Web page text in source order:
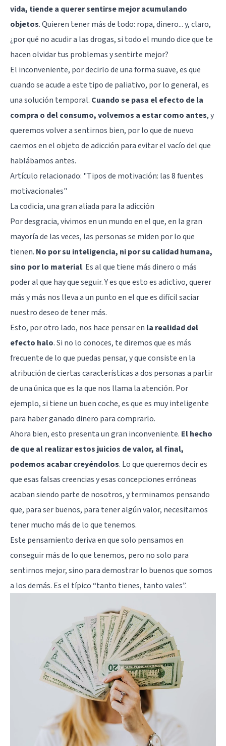
vida, tiende a querer sentirse mejor acumulando
objetos. Quieren tener más de todo: ropa, dinero... y, claro,
¿por qué no acudir a las drogas, si todo el mundo dice que te
hacen olvidar tus problemas y sentirte mejor?
El inconveniente, por decirlo de una forma suave, es que
cuando se acude a este tipo de paliativo, por lo general, es
una solución temporal. Cuando se pasa el efecto de la
compra o del consumo, volvemos a estar como antes, y
queremos volver a sentirnos bien, por lo que de nuevo
caemos en el objeto de adicción para evitar el vacío del que
hablábamos antes.
Artículo relacionado: "Tipos de motivación: las 8 fuentes
motivacionales"
La codicia, una gran aliada para la adicción
Por desgracia, vivimos en un mundo en el que, en la gran
mayoría de las veces, las personas se miden por lo que
tienen. No por su inteligencia, ni por su calidad humana,
sino por lo material. Es al que tiene más dinero o más
poder al que hay que seguir. Y es que esto es adictivo, querer
más y más nos lleva a un punto en el que es difícil saciar
nuestro deseo de tener más.
Esto, por otro lado, nos hace pensar en la realidad del
efecto halo. Si no lo conoces, te diremos que es más
frecuente de lo que puedas pensar, y que consiste en la
atribución de ciertas características a dos personas a partir
de una única que es la que nos llama la atención. Por
ejemplo, si tiene un buen coche, es que es muy inteligente
para haber ganado dinero para comprarlo.
Ahora bien, esto presenta un gran inconveniente. El hecho
de que al realizar estos juicios de valor, al final,
podemos acabar creyéndolos. Lo que queremos decir es
que esas falsas creencias y esas concepciones erróneas
acaban siendo parte de nosotros, y terminamos pensando
que, para ser buenos, para tener algún valor, necesitamos
tener mucho más de lo que tenemos.
Este pensamiento deriva en que solo pensamos en
conseguir más de lo que tenemos, pero no solo para
sentirnos mejor, sino para demostrar lo buenos que somos
a los demás. Es el típico “tanto tienes, tanto vales”.